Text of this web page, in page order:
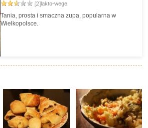
[2]lakto-wege
Tania, prosta i smaczna zupa, popularna w
Wielkopolsce.